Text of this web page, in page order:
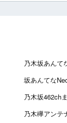
乃木坂あんて
坂あんてな
乃木坂462ch
乃木欅アンテ